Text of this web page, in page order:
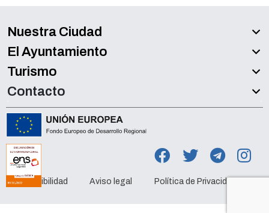
Nuestra Ciudad
El Ayuntamiento
Turismo
Contacto
Accesibilidad Aviso legal Política de Privacidad